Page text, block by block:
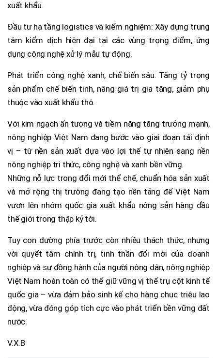
xuất khẩu.
Đầu tư hạ tầng logistics và kiểm nghiệm: Xây dựng trung
tâm kiểm dịch hiện đại tại các vùng trọng điểm, ứng
dụng công nghệ xử lý mẫu tự động.
Phát triển công nghệ xanh, chế biến sâu: Tăng tỷ trọng
sản phẩm chế biến tinh, nâng giá trị gia tăng, giảm phụ
thuộc vào xuất khẩu thô.
Với kim ngạch ấn tượng và tiềm năng tăng trưởng mạnh,
nông nghiệp Việt Nam đang bước vào giai đoạn tái định
vị – từ nền sản xuất dựa vào lợi thế tự nhiên sang nền
nông nghiệp tri thức, công nghệ và xanh bền vững.
Những nỗ lực trong đổi mới thể chế, chuẩn hóa sản xuất
và mở rộng thị trường đang tạo nền tảng để Việt Nam
vươn lên nhóm quốc gia xuất khẩu nông sản hàng đầu
thế giới trong thập kỷ tới.
Tuy con đường phía trước còn nhiều thách thức, nhưng
với quyết tâm chính trị, tinh thần đổi mới của doanh
nghiệp và sự đồng hành của người nông dân, nông nghiệp
Việt Nam hoàn toàn có thể giữ vững vị thế trụ cột kinh tế
quốc gia – vừa đảm bảo sinh kế cho hàng chục triệu lao
động, vừa đóng góp tích cực vào phát triển bền vững đất
nước.
V.X.B